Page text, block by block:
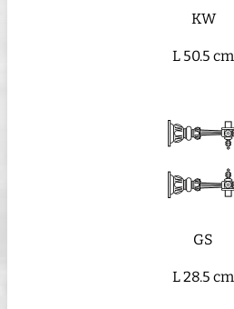
KW
L 50.5 cm
GS
L 28.5 cm